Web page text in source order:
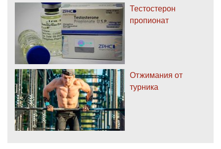
Тестостерон
пропионат
Отжимания от
турника